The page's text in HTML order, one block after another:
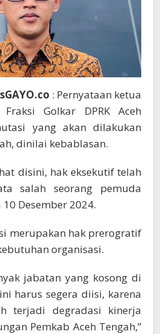
: Pernyataan ketua
Golkar DPRK Aceh
yang akan dilakukan
dinilai kebablasan.
disini, hak eksekutif telah
salah seorang pemuda
10 Desember 2024.
merupakan hak prerogratif
organisasi.
jabatan yang kosong di
harus segera diisi, karena
terjadi degradasi kinerja
Pemkab Aceh Tengah,”